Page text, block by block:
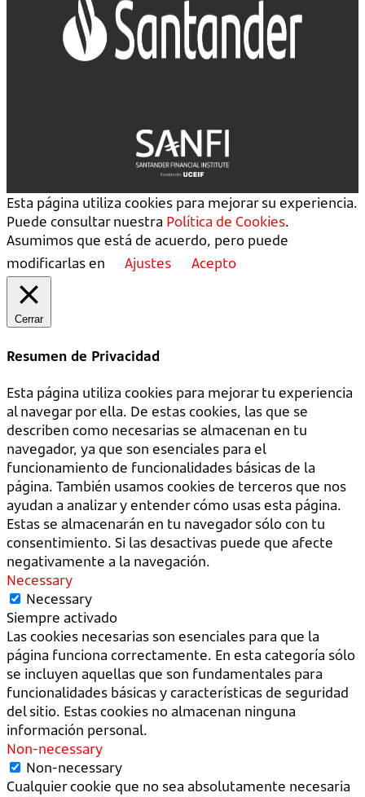
Esta página utiliza cookies para mejorar su experiencia.
Puede consultar nuestra Política de Cookies.
Asumimos que está de acuerdo, pero puede
modificarlas en
Ajustes Acepto
Cerrar
Resumen de Privacidad
Esta página utiliza cookies para mejorar tu experiencia
al navegar por ella. De estas cookies, las que se
describen como necesarias se almacenan en tu
navegador, ya que son esenciales para el
funcionamiento de funcionalidades básicas de la
página. También usamos cookies de terceros que nos
ayudan a analizar y entender cómo usas esta página.
Estas se almacenarán en tu navegador sólo con tu
consentimiento. Si las desactivas puede que afecte
negativamente a la navegación.
Necessary
Necessary
Siempre activado
Las cookies necesarias son esenciales para que la
página funciona correctamente. En esta categoría sólo
se incluyen aquellas que son fundamentales para
funcionalidades básicas y características de seguridad
del sitio. Estas cookies no almacenan ninguna
información personal.
Non-necessary
Non-necessary
Cualquier cookie que no sea absolutamente necesaria